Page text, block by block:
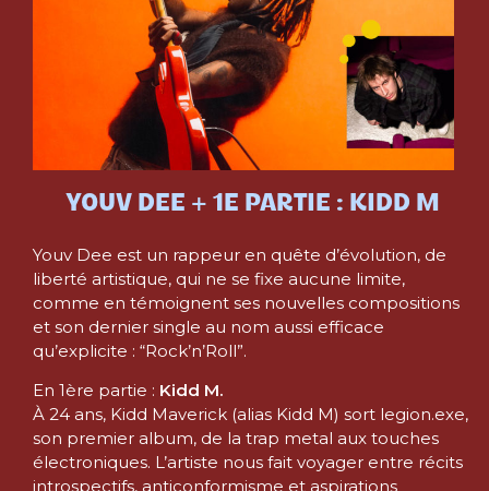
YOUV DEE + 1E PARTIE : KIDD M
Youv Dee est un rappeur en quête d’évolution, de
liberté artistique, qui ne se fixe aucune limite,
comme en témoignent ses nouvelles compositions
et son dernier single au nom aussi efficace
qu’explicite : “Rock’n’Roll”.
En 1ère partie : Kidd M.
À 24 ans, Kidd Maverick (alias Kidd M) sort legion.exe,
son premier album, de la trap metal aux touches
électroniques. L’artiste nous fait voyager entre récits
introspectifs, anticonformisme et aspirations